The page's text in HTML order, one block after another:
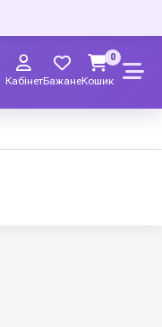
КабінетБажанеКошик
0